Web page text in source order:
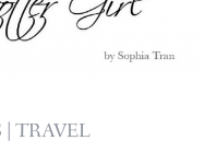
TRAVEL